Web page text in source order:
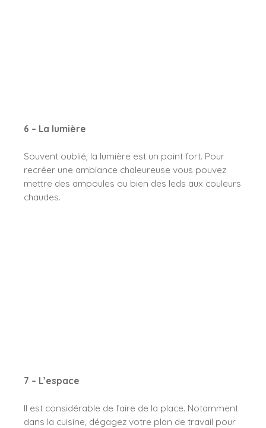
6 – La lumière
Souvent oublié, la lumière est un point fort. Pour
recréer une ambiance chaleureuse vous pouvez
mettre des ampoules ou bien des leds aux couleurs
chaudes.
7 – L’espace
Il est considérable de faire de la place. Notamment
dans la cuisine, dégagez votre plan de travail pour